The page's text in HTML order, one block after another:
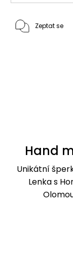
Zeptat se
Hand
Unikátní
Lenka s